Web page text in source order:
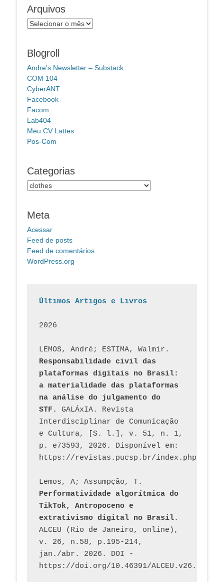
Arquivos
Arquivos
Blogroll
Andre's Newsletter – Substack
COM 104
CyberANT
Facebook
Facom
Lab404
Meu CV Lattes
Pos-Com
Categorias
Categorias
Meta
Acessar
Feed de posts
Feed de comentários
WordPress.org
Últimos Artigos e Livros
2026
Responsabilidade civil das
plataformas digitais no Brasil:
a materialidade das plataformas
na análise do julgamento do
STF.
GALÁxIA. Revista
Interdisciplinar de Comunicação
e Cultura, [S. l.], v. 51, n. 1,
p. e73593, 2026. Disponível em:
Performatividade algorítmica do
TikTok, Antropoceno e
extrativismo digital no Brasil.
ALCEU (Rio de Janeiro, online),
v. 26, n.58, p.195-214,
jan./abr. 2026. DOI -
https://doi.org/10.46391/